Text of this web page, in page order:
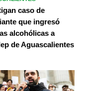
caso de
que ingresó
alcohólicas a
de Aguascalientes